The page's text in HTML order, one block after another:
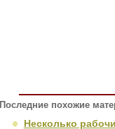
Последние похожие
Несколько